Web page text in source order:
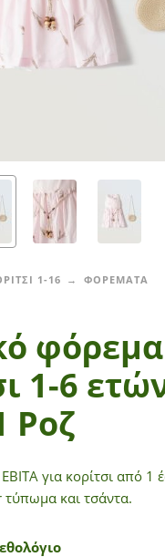
1-16 ΦΟΡΕΜΑΤΑ
1-6
Ροζ
για κορίτσι από 1
και τσάντα.